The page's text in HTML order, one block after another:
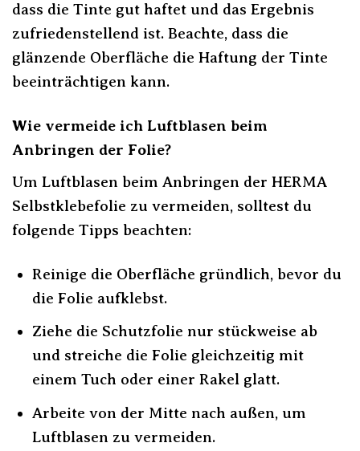
dass die Tinte gut haftet und das Ergebnis
zufriedenstellend ist. Beachte, dass die
glänzende Oberfläche die Haftung der Tinte
beeinträchtigen kann.
Wie vermeide ich Luftblasen beim
Anbringen der Folie?
Um Luftblasen beim Anbringen der HERMA
Selbstklebefolie zu vermeiden, solltest du
folgende Tipps beachten:
Reinige die Oberfläche gründlich, bevor du
die Folie aufklebst.
Ziehe die Schutzfolie nur stückweise ab
und streiche die Folie gleichzeitig mit
einem Tuch oder einer Rakel glatt.
Arbeite von der Mitte nach außen, um
Luftblasen zu vermeiden.